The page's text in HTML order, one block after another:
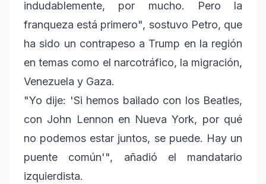
indudablemente, por mucho. Pero la
franqueza está primero", sostuvo Petro, que
ha sido un contrapeso a Trump en la región
en temas como el narcotráfico, la migración,
Venezuela y Gaza.
"Yo dije: 'Si hemos bailado con los Beatles,
con John Lennon en Nueva York, por qué
no podemos estar juntos, se puede. Hay un
puente común'", añadió el mandatario
izquierdista.